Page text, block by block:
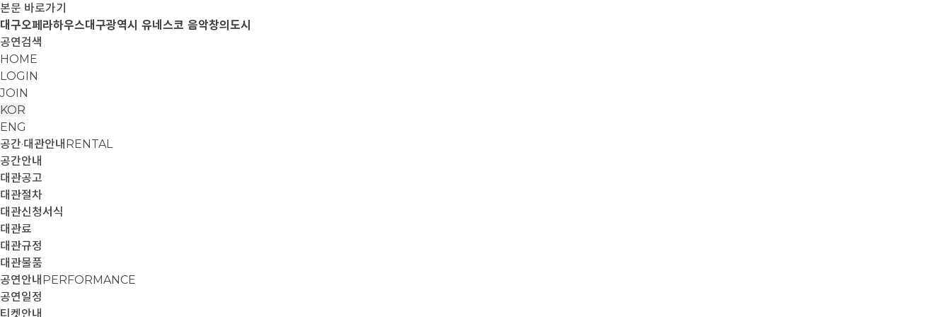
본문 바로가기
대구오페라하우스대구광역시 유네스코 음악창의도시
공연검색
HOME
LOGIN
JOIN
KOR
ENG
공간·대관안내 RENTAL
공간안내
대관공고
대관절차
대관신청서식
대관료
대관규정
대관물품
공연안내 PERFORMANCE
공연일정
티켓안내